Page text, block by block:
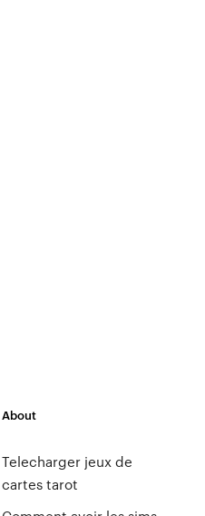
About
Telecharger jeux de
cartes tarot